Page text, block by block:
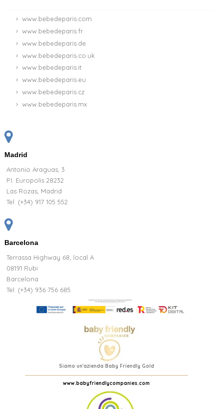
www.bebedeparis.com
www.bebedeparis.fr
www.bebedeparis.de
www.bebedeparis.co.uk
www.bebedeparis.it
www.bebedeparis.eu
www.bebedeparis.cz
www.bebedeparis.mx
Madrid
Antonio Araguas, 3
P.I. Europolis 28232
Las Rozas, Madrid
Tel: (+34) 917 105 552
Barcelona
Terrassa Highway 68, local A
08191 Rubi
Barcelona
Tel: (+34) 936 756 685
Siamo un'azienda Baby Friendly Gold
www.babyfriendlycompanies.com